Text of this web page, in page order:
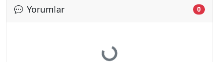
Yorumlar 0
Yükleniyor...